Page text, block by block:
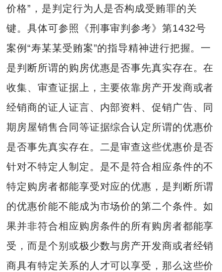
价格”，是判定行为人是否构成受贿罪的关
键。具体可参照《刑事审判参考》第1432号
案例“寿某某受贿案”的指导精神进行把握。一
是判断所谓的购房优惠是否事先真实存在。在
收集、审查证据上，主要依靠房产开发商或者
经销商的证人证言、内部资料、促销广告、同
期房屋销售合同等证据综合认定所谓的优惠价
是否事先真实存在。二是审查这些优惠价是否
针对不特定人制定。是不是符合相应条件的不
特定购房者都能享受对应的优惠，是判断所谓
的优惠价能不能成为市场价的第二个条件。如
果并非符合相应购房条件的所有购房者都能享
受，而是个别或极少数与房产开发商或者经销
商具有特定关系的人才可以享受，那么这些价